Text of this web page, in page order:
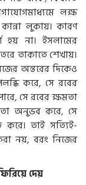
লক্ষ
লুকায়। কারণ
না। ইসলামের
তাকাতে শেখায়।
অন্তরের দিকেও
করে, সে রবের
সে রবের ক্ষমতা
অনুভব করে, সে
তাই সত্যিই-
নয়, বরং নিজের
দেয়